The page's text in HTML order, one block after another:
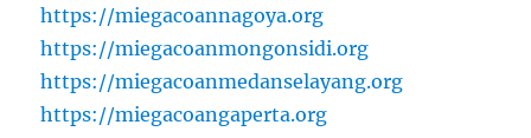
https://miegacoannagoya.org
https://miegacoanmongonsidi.org
https://miegacoanmedanselayang.org
https://miegacoangaperta.org